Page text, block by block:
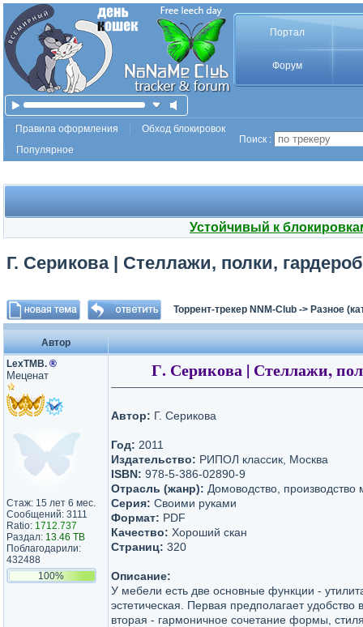
Портал
Форум
Правила оформления
Обход блокировок
Популярное
Поиск :
Устойчивый к
Г. Серикова | Стеллажи, полки,
Торрент-трекер NNM-Club -> Разное
Автор
LexTMB. ®
Меценат
Стаж: 15 лет 6 мес.
Сообщений: 3111
Ratio: 1712.737
Раздал: 13.46 TB
Поблагодарили:
432488
100%
Г. Серикова | Стеллажи,
Автор: Г. Серикова
Год: 2011
Издательство: РИПОЛ классик, Москва
ISBN: 978-5-386-02890-9
Отрасль (жанр): Домоводство, производство
Серия: Своими руками
Формат: PDF
Качество: Хороший скан
Страниц: 320
Описание:
У мебели есть две основные функции -
эстетическая. Первая предполагает удобство
вторая - гармоничное сочетание формы,